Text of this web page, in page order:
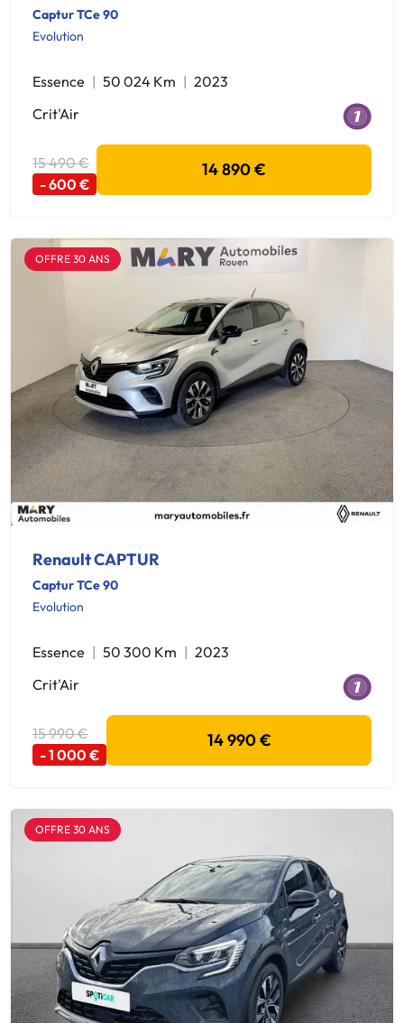
Captur TCe 90
Evolution
Essence 50 024 Km
2023
Crit'Air
15 490 €
- 600 €
14 890 €
OFFRE 30 ANS
Renault CAPTUR
Captur TCe 90
Evolution
Essence 50 300 Km
2023
Crit'Air
15 990 €
- 1 000 €
14 990 €
OFFRE 30 ANS